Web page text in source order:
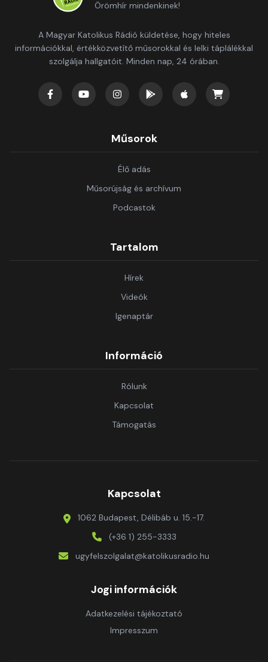
Örömhír mindenkinek!
A Magyar Katolikus Rádió küldetése, hogy hiteles
információkkal, értékközvetítő műsorokkal és lelki táplálékkal
szolgálja hallgatóit. Minden nap, 24 órában.
Műsorok
Élő adás
Műsorújság és archívum
Podcastok
Tartalom
Hírek
Videók
Igenaptár
Információ
Rólunk
Kapcsolat
Támogatás
Kapcsolat
1062 Budapest, Délibáb u. 15.-17.
(+36 1) 255-3333
ugyfelszolgalat@katolikusradio.hu
Jogi információk
Adatkezelési tájékoztató
Impresszum